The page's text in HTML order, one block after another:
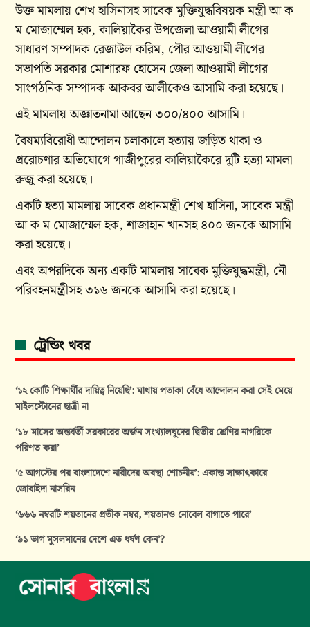
উক্ত মামলায় শেখ হাসিনাসহ সাবেক মুক্তিযুদ্ধবিষয়ক মন্ত্রী আ ক
ম মোজাম্মেল হক, কালিয়াকৈর উপজেলা আওয়ামী লীগের
সাধারণ সম্পাদক রেজাউল করিম, পৌর আওয়ামী লীগের
সভাপতি সরকার মোশারফ হোসেন জেলা আওয়ামী লীগের
সাংগঠনিক সম্পাদক আকবর আলীকেও আসামি করা হয়েছে।
এই মামলায় অজ্ঞাতনামা আছেন ৩০০/৪০০ আসামি।
বৈষম্যবিরোধী আন্দোলন চলাকালে হত্যায় জড়িত থাকা ও
প্ররোচণার অভিযোগে গাজীপুরের কালিয়াকৈরে দুটি হত্যা মামলা
রুজু করা হয়েছে।
একটি হত্যা মামলায় সাবেক প্রধানমন্ত্রী শেখ হাসিনা, সাবেক মন্ত্রী
আ ক ম মোজাম্মেল হক, শাজাহান খানসহ ৪০০ জনকে আসামি
করা হয়েছে।
এবং অপরদিকে অন্য একটি মামলায় সাবেক মুক্তিযুদ্ধমন্ত্রী, নৌ
পরিবহনমন্ত্রীসহ ৩১৬ জনকে আসামি করা হয়েছে।
ট্রেন্ডিং খবর
‘১২ কোটি শিক্ষার্থীর দায়িত্ব নিয়েছি’: মাথায় পতাকা বেঁধে আন্দোলন করা সেই মেয়ে
মাইলস্টোনের ছাত্রী না
‘১৮ মাসের অন্তর্বর্তী সরকারের অর্জন সংখ্যালঘুদের দ্বিতীয় শ্রেণির নাগরিকে
পরিণত করা’
‘৫ আগস্টের পর বাংলাদেশে নারীদের অবস্থা শোচনীয়’: একান্ত সাক্ষাৎকারে
জোবাইদা নাসরিন
‘৬৬৬ নম্বরটি শয়তানের প্রতীক নম্বর, শয়তানও নোবেল বাগাতে পারে’
‘৯১ ভাগ মুসলমানের দেশে এত ধর্ষণ কেন’?